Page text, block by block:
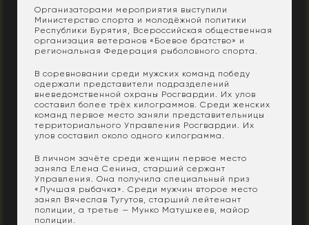
Организаторами мероприятия выступили
Министерство спорта и молодёжной политики
Республики Бурятия, Всероссийская общественная
организация ветеранов «Боевое братство» и
региональная Федерация рыболовного спорта.
В соревновании среди мужских команд победу
одержали представители подразделений
вневедомственной охраны Росгвардии. Их улов
составил более трёх килограммов. Среди женских
команд первое место заняли представительницы
территориального Управления Росгвардии. Их
улов составил около одного килограмма.
В личном зачёте среди женщин первое место
заняла Елена Сенина, старший сержант
Управления. Она получила специальный приз
«Лучшая рыбачка». Среди мужчин второе место
занял Вячеслав Тугутов, старший лейтенант
полиции, а третье — Мунко Матушкеев, майор
полиции.